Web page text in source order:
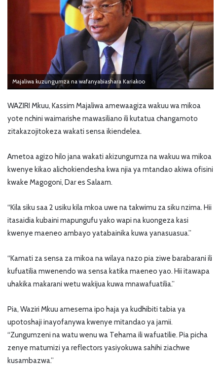
Majaliwa kuzungumza na wafanyabiashara Kariakoo
WAZIRI Mkuu, Kassim Majaliwa amewaagiza wakuu wa mikoa
yote nchini waimarishe mawasiliano ili kutatua changamoto
zitakazojitokeza wakati sensa ikiendelea.
Ametoa agizo hilo jana wakati akizungumza na wakuu wa mikoa
kwenye kikao alichokiendesha kwa njia ya mtandao akiwa ofisini
kwake Magogoni, Dar es Salaam.
“Kila siku saa 2 usiku kila mkoa uwe na takwimu za siku nzima. Hii
itasaidia kubaini mapungufu yako wapi na kuongeza kasi
kwenye maeneo ambayo yatabainika kuwa yanasuasua.”
“Kamati za sensa za mikoa na wilaya nazo pia ziwe barabarani ili
kufuatilia mwenendo wa sensa katika maeneo yao. Hii itawapa
uhakika makarani wetu wakijua kuwa mnawafuatilia.”
Pia, Waziri Mkuu amesema ipo haja ya kudhibiti tabia ya
upotoshaji inayofanywa kwenye mitandao ya jamii.
“Zungumzeni na watu wenu wa Tehama ili wafuatilie. Pia picha
zenye matumizi ya reflectors yasiyokuwa sahihi ziachwe
kusambazwa.”